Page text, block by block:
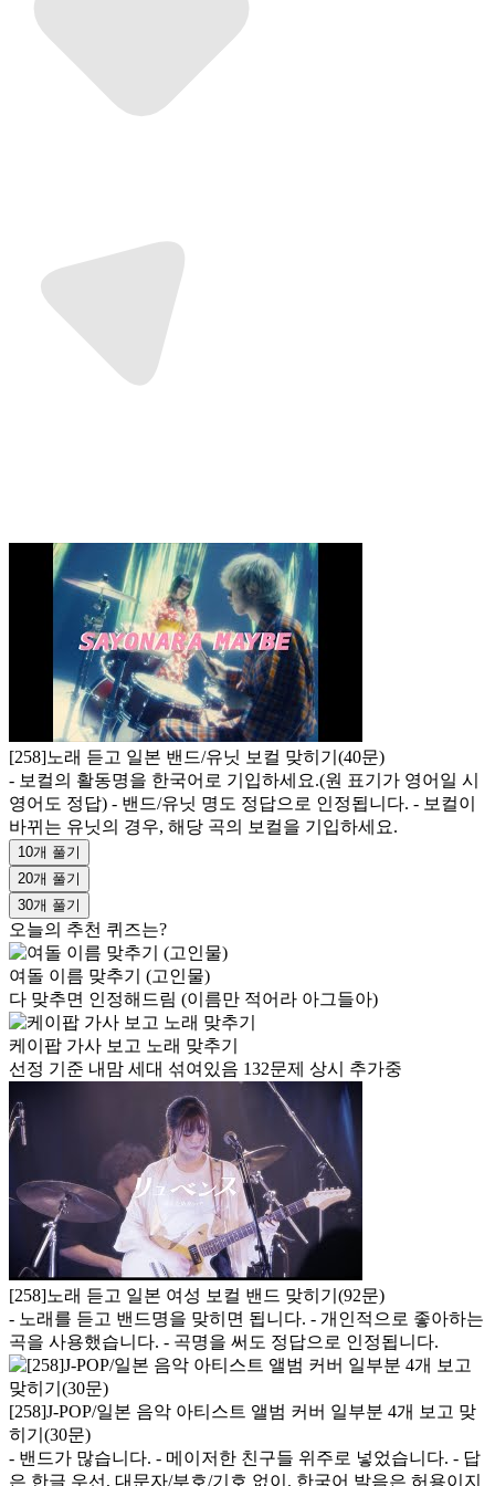
[258]노래 듣고 일본 밴드/유닛 보컬 맞히기(40문)
- 보컬의 활동명을 한국어로 기입하세요.(원 표기가 영어일 시
영어도 정답) - 밴드/유닛 명도 정답으로 인정됩니다. - 보컬이
바뀌는 유닛의 경우, 해당 곡의 보컬을 기입하세요.
10개 풀기
20개 풀기
30개 풀기
오늘의 추천 퀴즈는?
여돌 이름 맞추기 (고인물)
다 맞추면 인정해드림 (이름만 적어라 아그들아)
케이팝 가사 보고 노래 맞추기
선정 기준 내맘 세대 섞여있음 132문제 상시 추가중
[258]노래 듣고 일본 여성 보컬 밴드 맞히기(92문)
- 노래를 듣고 밴드명을 맞히면 됩니다. - 개인적으로 좋아하는
곡을 사용했습니다. - 곡명을 써도 정답으로 인정됩니다.
[258]J-POP/일본 음악 아티스트 앨범 커버 일부분 4개 보고 맞
히기(30문)
- 밴드가 많습니다. - 메이저한 친구들 위주로 넣었습니다. - 답
은 한글 우선, 대문자/부호/기호 없이, 한국어 발음은 허용이지